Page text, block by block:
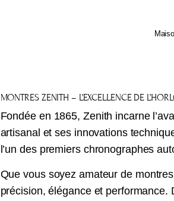
MONTRES ZENITH – L’EXCELLENCE DE
Fondée en 1865, Zenith incarne
artisanal et ses innovations
l’un des premiers chronographes
Que vous soyez amateur de
précision, élégance et performance.